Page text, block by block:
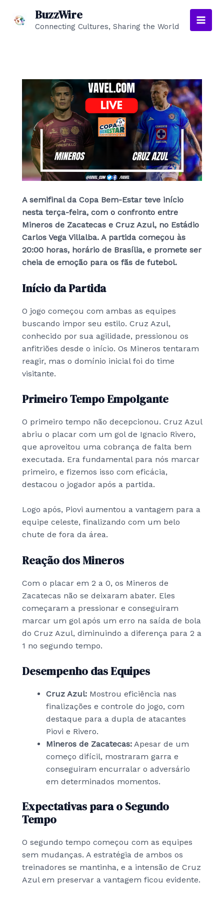
BuzzWire
Connecting Cultures, Sharing the World
Main
A semifinal da Copa Bem-Estar teve início
nesta terça-feira, com o confronto entre
Mineros de Zacatecas e Cruz Azul, no Estádio
Carlos Vega Villalba. A partida começou às
20:00 horas, horário de Brasília, e promete ser
cheia de emoção para os fãs de futebol.
Início da Partida
O jogo começou com ambas as equipes
buscando impor seu estilo. Cruz Azul,
conhecido por sua agilidade, pressionou os
anfitriões desde o início. Os Mineros tentaram
reagir, mas o domínio inicial foi do time
visitante.
Primeiro Tempo Empolgante
O primeiro tempo não decepcionou. Cruz Azul
abriu o placar com um gol de Ignacio Rivero,
que aproveitou uma cobrança de falta bem
executada. Era fundamental para nós marcar
primeiro, e fizemos isso com eficácia,
destacou o jogador após a partida.
Logo após, Piovi aumentou a vantagem para a
equipe celeste, finalizando com um belo
chute de fora da área.
Reação dos Mineros
Com o placar em 2 a 0, os Mineros de
Zacatecas não se deixaram abater. Eles
começaram a pressionar e conseguiram
marcar um gol após um erro na saída de bola
do Cruz Azul, diminuindo a diferença para 2 a
1 no segundo tempo.
Desempenho das Equipes
Cruz Azul: Mostrou eficiência nas
finalizações e controle do jogo, com
destaque para a dupla de atacantes
Piovi e Rivero.
Mineros de Zacatecas: Apesar de um
começo difícil, mostraram garra e
conseguiram encurralar o adversário
em determinados momentos.
Expectativas para o Segundo
Tempo
O segundo tempo começou com as equipes
sem mudanças. A estratégia de ambos os
treinadores se mantinha, e a intensão de Cruz
Azul em preservar a vantagem ficou evidente.